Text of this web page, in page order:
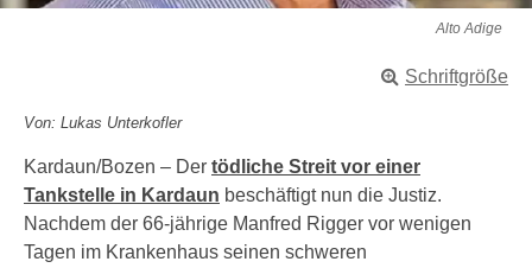
Alto Adige
Schriftgröße
Von: Lukas Unterkofler
Kardaun/Bozen – Der tödliche Streit vor einer
Tankstelle in Kardaun beschäftigt nun die Justiz.
Nachdem der 66-jährige Manfred Rigger vor wenigen
Tagen im Krankenhaus seinen schweren